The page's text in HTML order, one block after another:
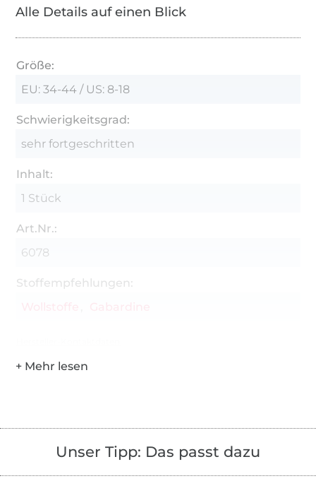
Alle Details auf einen Blick
Größe:
EU: 34-44 / US: 8-18
Schwierigkeitsgrad:
sehr fortgeschritten
Inhalt:
1 Stück
Art.Nr.:
6078
Stoffempfehlungen:
Unser Tipp: Das passt dazu